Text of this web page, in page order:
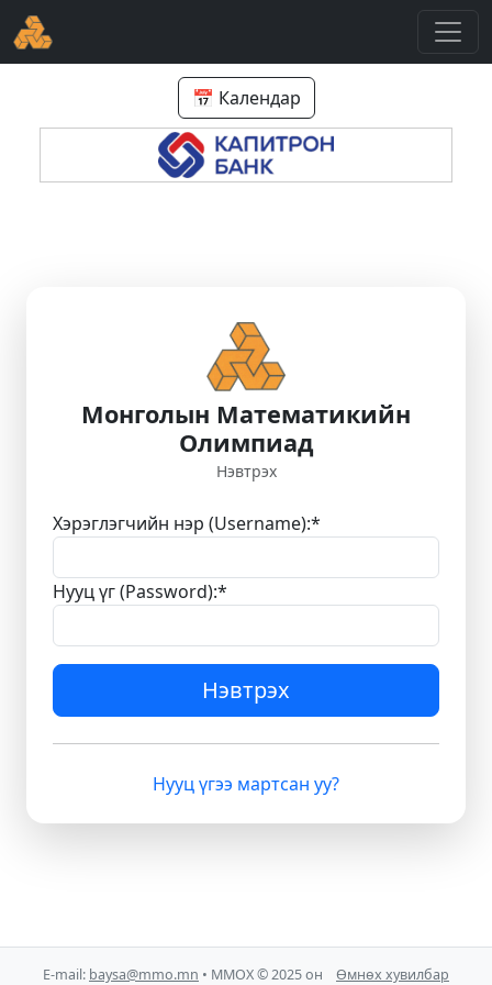
📅 Календар
Монголын Математикийн
Олимпиад
Нэвтрэх
Хэрэглэгчийн нэр (Username):*
Нууц үг (Password):*
Нэвтрэх
Нууц үгээ мартсан уу?
E-mail: baysa@mmo.mn • ММОХ © 2025 он Өмнөх хувилбар